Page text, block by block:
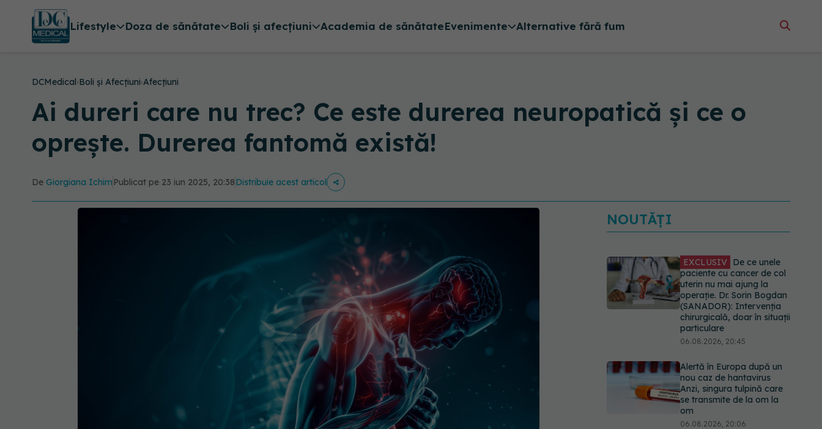
Lifestyle Doza de sănătate Boli și afecțiuni Academia de sănătateEvenimente Alternative fără fum
DCMedical›Boli și Afecțiuni›Afecțiuni
Ai dureri care nu trec? Ce este durerea neuropatică și ce o
oprește. Durerea fantomă există!
De Giorgiana Ichim Publicat pe 23 iun 2025, 20:38Distribuie acest articol
NOUTĂȚI
EXCLUSIV De ce unele
paciente cu cancer de col
uterin nu mai ajung la
operație. Dr. Sorin Bogdan
(SANADOR): Intervenția
chirurgicală, doar în situații
particulare
06.08.2026, 20:45
Alertă în Europa după un
nou caz de hantavirus
Anzi, singura tulpină care
se transmite de la om la
om
06.08.2026, 20:06